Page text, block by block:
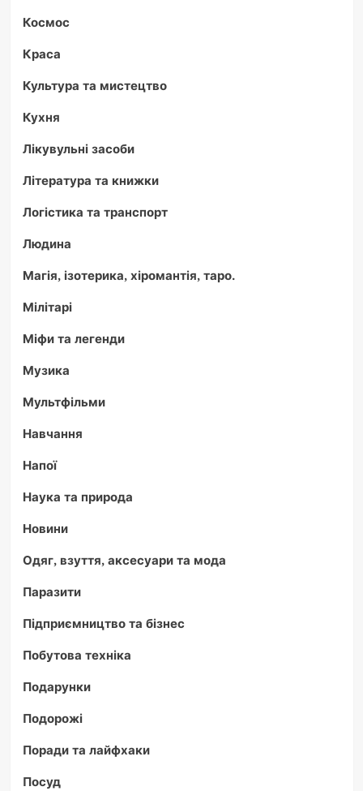
Космос
Краса
Культура та мистецтво
Кухня
Лікувульні засоби
Література та книжки
Логістика та транспорт
Людина
Магія, ізотерика, хіромантія, таро.
Мілітарі
Міфи та легенди
Музика
Мультфільми
Навчання
Напої
Наука та природа
Новини
Одяг, взуття, аксесуари та мода
Паразити
Підприємництво та бізнес
Побутова техніка
Подарунки
Подорожі
Поради та лайфхаки
Посуд